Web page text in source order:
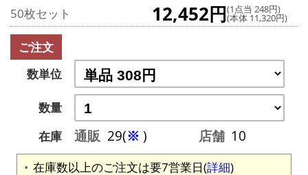
50枚セット 12,452円(1点当 248円)
(本体 11,320円)
ご注文
数単位
数量
在庫
通販 29(※ ) 店舗 10
在庫数以上のご注文は要7営業日(詳細)